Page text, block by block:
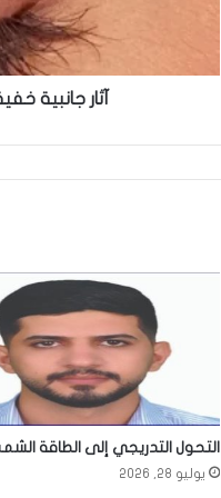
آثار جانبية
التحول التدريجي إلى الطاقة
يوليو 28, 2026